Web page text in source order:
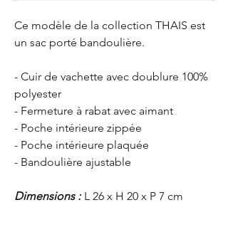
Ce modèle de la collection THAIS est
un sac porté bandoulière.
- Cuir de vachette avec doublure 100%
polyester
- Fermeture à rabat avec aimant
- Poche intérieure zippée
- Poche intérieure plaquée
- Bandoulière ajustable
Dimensions :L 26 x H 20 x P 7 cm